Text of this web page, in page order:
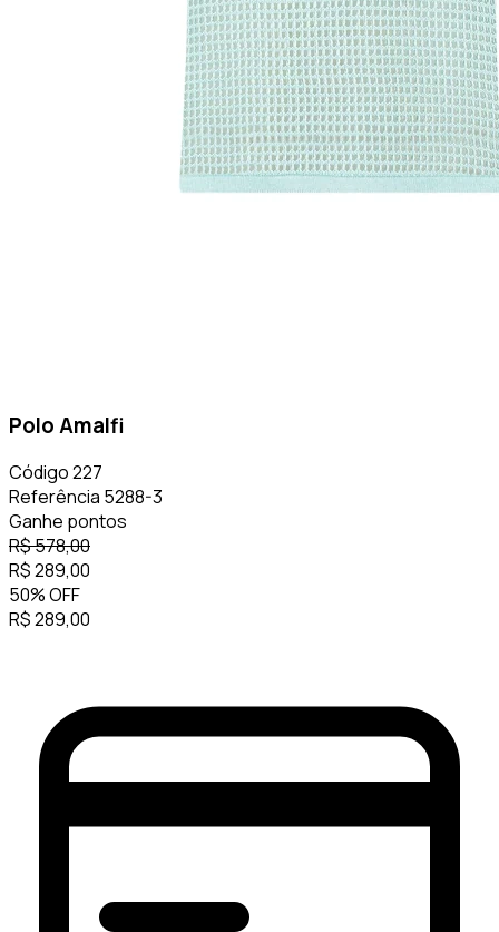
Polo Amalfi
Código227
Referência 5288-3
Ganhe pontos
R$578,00
R$289,00
50%OFF
R$289,00